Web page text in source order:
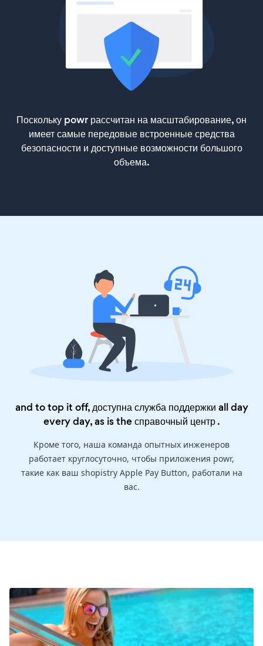
Поскольку powr рассчитан на масштабирование, он
имеет самые передовые встроенные средства
безопасности и доступные возможности большого
объема.
and to top it off, доступна служба поддержки all day
every day, as is theсправочный центр.
Кроме того, наша команда опытных инженеров
работает круглосуточно, чтобы приложения powr,
такие как ваш shopistry Apple Pay Button, работали на
вас.